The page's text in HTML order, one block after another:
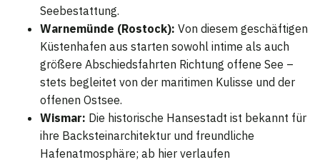
Seebestattung.
Warnemünde (Rostock): Von diesem geschäftigen
Küstenhafen aus starten sowohl intime als auch
größere Abschiedsfahrten Richtung offene See –
stets begleitet von der maritimen Kulisse und der
offenen Ostsee.
Wismar: Die historische Hansestadt ist bekannt für
ihre Backsteinarchitektur und freundliche
Hafenatmosphäre; ab hier verlaufen